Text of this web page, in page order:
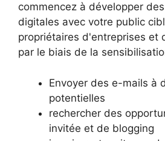
commencez à développer
digitales avec votre public
propriétaires d'entreprises et
par le biais de la
Envoyer des e-mails à
potentielles
rechercher des
invitée et de blogging